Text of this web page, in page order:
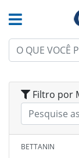
Filtro por
BETTANIN